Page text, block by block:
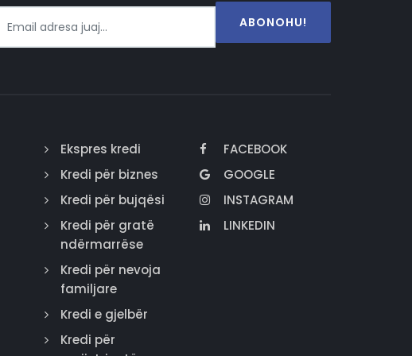
ABONOHU!
Ekspres kredi
Kredi për biznes
Kredi për bujqësi
Kredi për gratë
ndërmarrëse
Kredi për nevoja
familjare
Kredi e gjelbër
Kredi për
FACEBOOK
GOOGLE
INSTAGRAM
LINKEDIN